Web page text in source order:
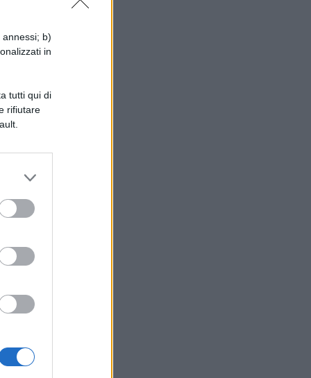
b)
in
tutti qui di
rifiutare